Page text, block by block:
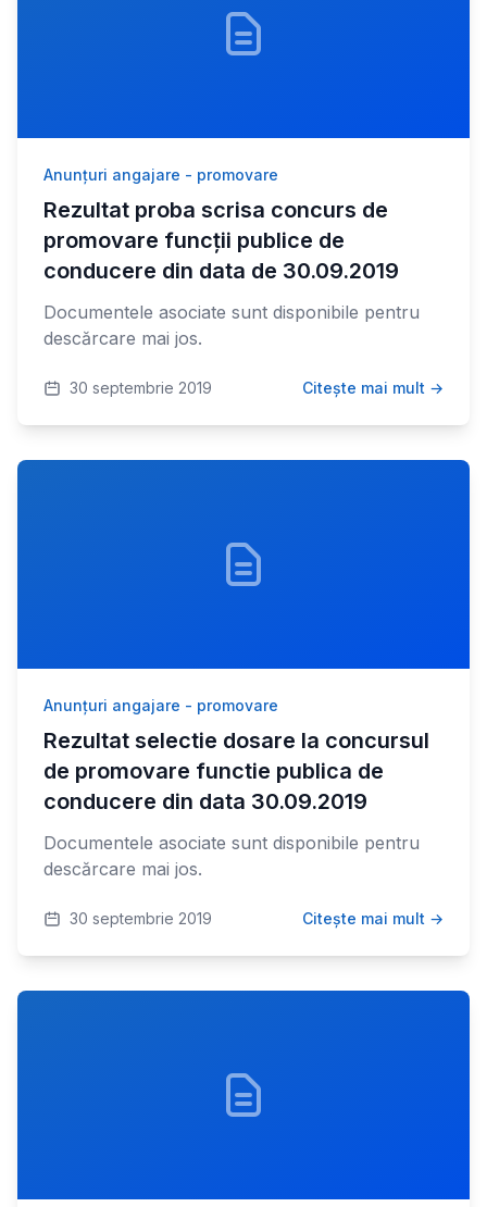
Anunțuri angajare - promovare
Rezultat proba scrisa concurs de
promovare funcții publice de
conducere din data de 30.09.2019
Documentele asociate sunt disponibile pentru
descărcare mai jos.
30 septembrie 2019 Citește mai mult →
Anunțuri angajare - promovare
Rezultat selectie dosare la concursul
de promovare functie publica de
conducere din data 30.09.2019
Documentele asociate sunt disponibile pentru
descărcare mai jos.
30 septembrie 2019 Citește mai mult →